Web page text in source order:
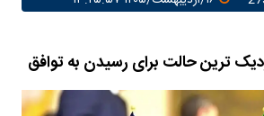
ترین حالت برای رسیدن به توافق